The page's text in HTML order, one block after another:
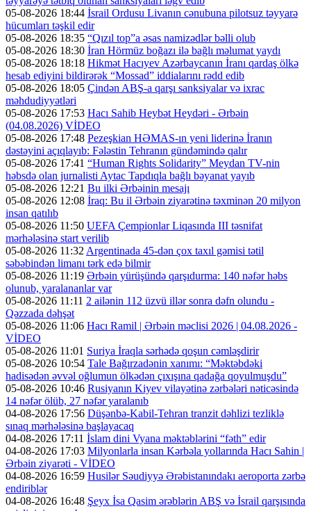
05-08-2026 18:44 İsrail Ordusu Livanın cənubuna pilotsuz təyyarə
hücumları təşkil edir
05-08-2026 18:35 “Qızıl top”a əsas namizədlər bəlli olub
05-08-2026 18:30 İran Hörmüz boğazı ilə bağlı məlumat yaydı
05-08-2026 18:18 Hikmət Hacıyev Azərbaycanın İranı qardaş ölkə
hesab ediyini bildirərək “Mossad” iddialarını rədd edib
05-08-2026 18:05 Çindən ABŞ-a qarşı sanksiyalar və ixrac
məhdudiyyətləri
05-08-2026 17:53 Hacı Sahib Heybət Heydəri - Ərbəin
(04.08.2026) VİDEO
05-08-2026 17:48 Pezeşkian HƏMAS-ın yeni liderinə İranın
dəstəyini açıqlayıb: Fələstin Tehranın gündəmində qalır
05-08-2026 17:41 “Human Rights Solidarity” Meydan TV-nin
həbsdə olan jurnalisti Aytac Tapdıqla bağlı bəyanat yayıb
05-08-2026 12:21 Bu ilki Ərbəinin mesajı
05-08-2026 12:08 İraq: Bu il Ərbəin ziyarətinə təxminən 20 milyon
insan qatılıb
05-08-2026 11:50 UEFA Çempionlar Liqasında III təsnifat
mərhələsinə start verilib
05-08-2026 11:32 Argentinada 45-dən çox taxıl gəmisi tətil
səbəbindən limanı tərk edə bilmir
05-08-2026 11:19 Ərbəin yürüşündə qarşıdurma: 140 nəfər həbs
olunub, yaralananlar var
05-08-2026 11:11 2 ailənin 112 üzvü illər sonra dəfn olundu -
Qəzzada dəhşət
05-08-2026 11:06 Hacı Ramil | Ərbəin məclisi 2026 | 04.08.2026 -
VİDEO
05-08-2026 11:01 Suriya İraqla sərhədə qoşun cəmləşdirir
05-08-2026 10:54 Tale Bağırzadənin xanımı: “Məktəbdəki
hadisədən əvvəl oğlumun ölkədən çıxışına qadağa qoyulmuşdu”
05-08-2026 10:46 Rusiyanın Kiyev vilayətinə zərbələri nəticəsində
14 nəfər ölüb, 27 nəfər yaralanıb
04-08-2026 17:56 Düşənbə-Kabil-Tehran tranzit dəhlizi tezliklə
sınaq mərhələsinə başlayacaq
04-08-2026 17:11 İslam dini Vyana məktəblərini “fəth” edir
04-08-2026 17:03 Milyonlarla insan Kərbəla yollarında Hacı Sahin |
Ərbəin ziyarəti - VİDEO
04-08-2026 16:59 Husilər Səudiyyə Ərəbistanındakı aeroporta zərbə
endiriblər
04-08-2026 16:48 Şeyx İsa Qasim ərəblərin ABŞ və İsrail qarşısında